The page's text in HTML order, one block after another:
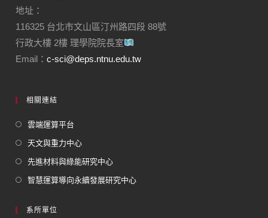
地址：
116325 台北市文山區汀州路四段 88號
行政大樓 2樓 理學院院長室
Email：c-sci@deps.ntnu.edu.tw
相關連結
雲端運算平台
天文與重力中心
先進材料與綠能研究中心
智慧運算導向永續發展研究中心
系所單位